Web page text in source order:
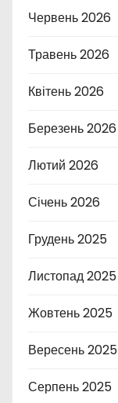
Червень 2026
Травень 2026
Квітень 2026
Березень 2026
Лютий 2026
Січень 2026
Грудень 2025
Листопад 2025
Жовтень 2025
Вересень 2025
Серпень 2025